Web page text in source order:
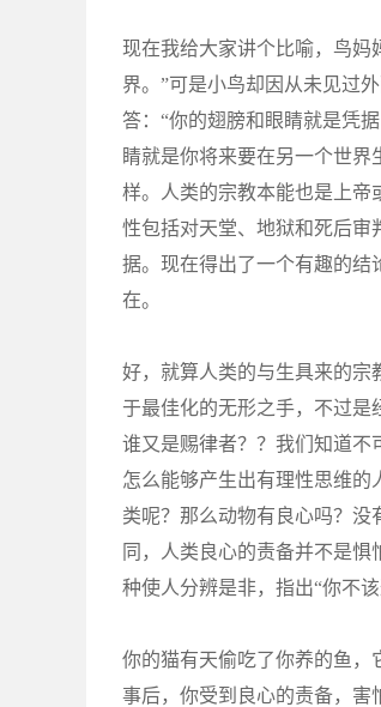
现在我给大家讲个比喻，鸟妈
界。”可是小鸟却因从未见过
答：“你的翅膀和眼睛就是凭
睛就是你将来要在另一个世
样。人类的宗教本能也是上帝
性包括对天堂、地狱和死后审
据。现在得出了一个有趣的结
在。
好，就算人类的与生具来的宗
于最佳化的无形之手，不过是
谁又是赐律者？？我们知道不
怎么能够产生出有理性思维的
类呢？那么动物有良心吗？
同，人类良心的责备并不是
种使人分辨是非，指出“你不该
你的猫有天偷吃了你养的鱼，
事后，你受到良心的责备，害